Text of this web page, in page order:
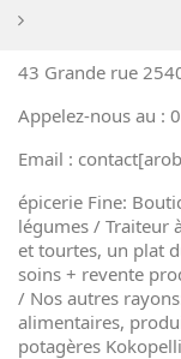
43 Grande rue
Appelez-nous au :
Email :
épicerie Fine:
légumes / Traiteur
et tourtes, un plat
soins + revente
/ Nos autres
alimentaires,
potagères